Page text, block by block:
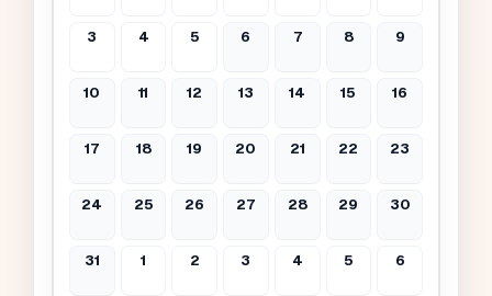
3 4 5 6 7 8 9
10 11 12 13 14 15 16
17 18 19 20 21 22 23
24 25 26 27 28 29 30
31 1 2 3 4 5 6